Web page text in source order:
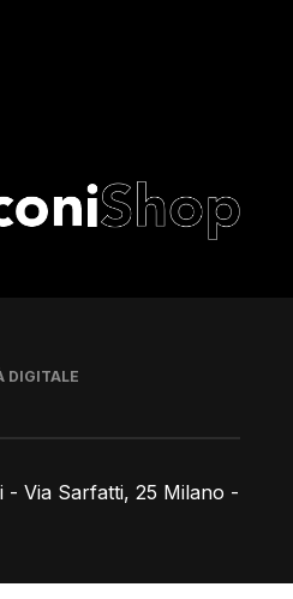
Via Sarfatti, 25 Milano -
DIGITALE